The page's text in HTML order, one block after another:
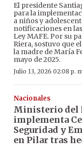
El presidente
para la
a niños y
notificaciones en
Ley MAFE. Por su
Riera, sostuvo que
la madre de María
mayo de 2025.
Julio 13, 2026 02:08 p.
Nacionales
Ministerio del
implementa
Seguridad y
en Pilar tras